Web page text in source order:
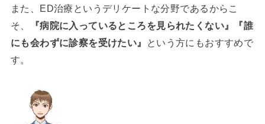
また、ED治療というデリケートな分野であるからこ
そ、
『病院に入っているところを見られたくない』『誰
にも会わずに診察を受けたい』
という方にもおすすめで
す。